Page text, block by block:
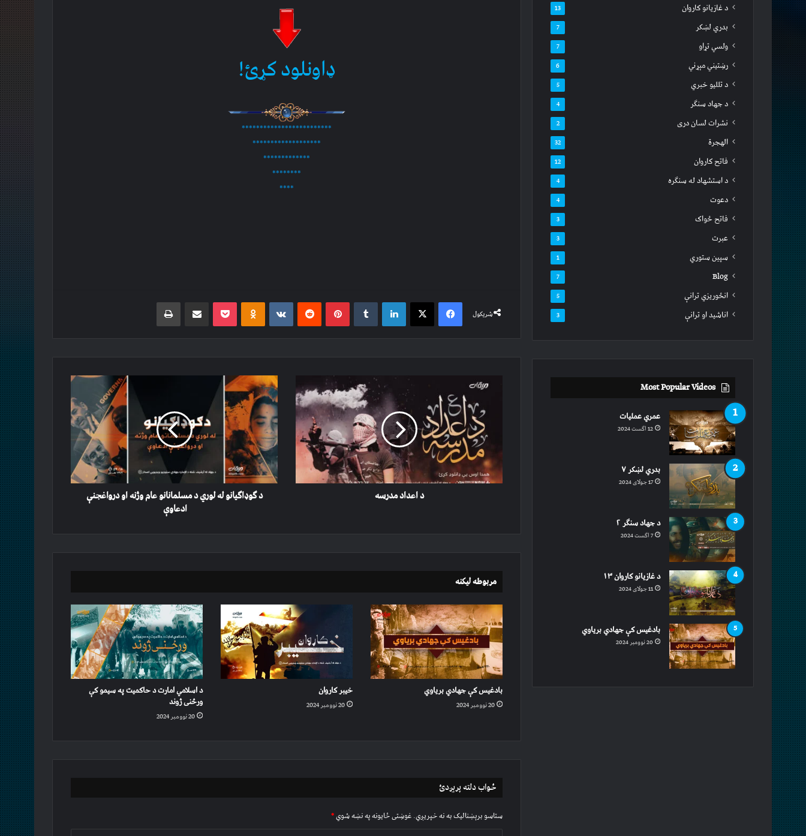
ډاونلود کړئ!
*************************
*******************
*************
********
****
شریکول
Facebook
X
LinkedIn
Tumblr
Pinterest
Reddit
VKontakte
Odnoklassniki
Pocket
Share via Email
Print
د اعداد مدرسه
د
ګوډاګیانو
له
لوري
د
مسلمانانو
عام
وژنه
او
درواغجنېد ګوډاګیانو له لوري د مسلمانانو عام وژنه او درواغجنې
ادعاوې
مربوطه لیکنه
بادغیس کې جهادي بریاوي
20 نوومبر 2024
خیبر کاروان
20 نوومبر 2024
د اسلامي امارت د حاکمیت په سیمو کې
ورځنی ژوند
20 نوومبر 2024
ځواب دلته پرېږدئ
ستاسو برېښناليک به نه خپريږي.غوښتى ځایونه په نښه شوي*
د غازیانو کاروان 13
بدري لښکر 7
ولسي تړاو 7
رښتیني مېړني 6
د تللیو خبري 5
د جهاد سنګر 4
نشرات لسان دری 2
الهجرة 32
فاتح کاروان 12
د استشهاد له سنګره 4
دعوت 4
فاتح ځواک 3
عبرت 3
سپين ستوري 1
Blog
7
انځوریزي ترانې 5
اناشید او ترانې 3
Most Popular Videos
عمري عملیات
12 اگست 2024
بدري لښکر ۷
17 جولای 2024
د جهاد سنګر ۲
7 اگست 2024
د غازیانو کاروان ۱۳
11 جولای 2024
بادغیس کې جهادي بریاوي
20 نوومبر 2024